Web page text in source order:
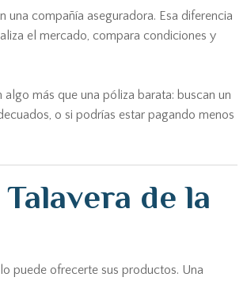
una compañía aseguradora. Esa diferencia
el mercado, compara condiciones y
más que una póliza barata: buscan un
o si podrías estar pagando menos
de la
puede ofrecerte sus productos. Una